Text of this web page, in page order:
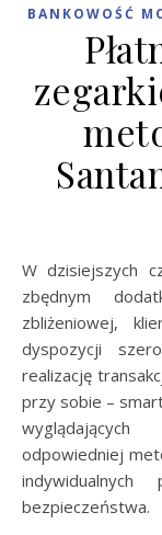
BANKOWOŚĆ
W dzisiejszych czasach portfel coraz częściej staje się
zbędnym
zbliżeniowej,
dyspozycji
realizację
przy sobie –
odpowiedniej
bezpieczeństwa.